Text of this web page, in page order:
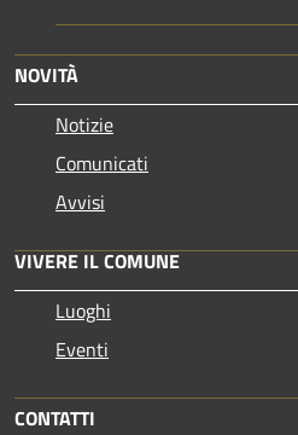
NOVITÀ
Notizie
Comunicati
Avvisi
VIVERE IL COMUNE
Luoghi
Eventi
CONTATTI